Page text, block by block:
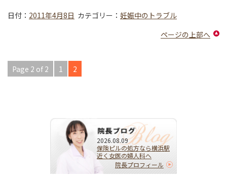
日付： 2011年4月8日 カテゴリー： 妊娠中のトラブル
ページの上部へ
Page 2 of 2 1 2
2026.08.09
保険ピルの処方なら横浜駅
近く女医の婦人科へ
院長プロフィール